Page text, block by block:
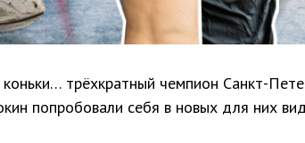
коньки… трёхкратный чемпион Санкт-
попробовали себя в новых для них